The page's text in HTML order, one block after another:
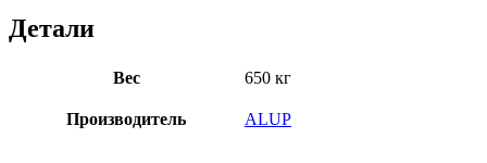
Детали
Вес 650 кг
Производитель ALUP